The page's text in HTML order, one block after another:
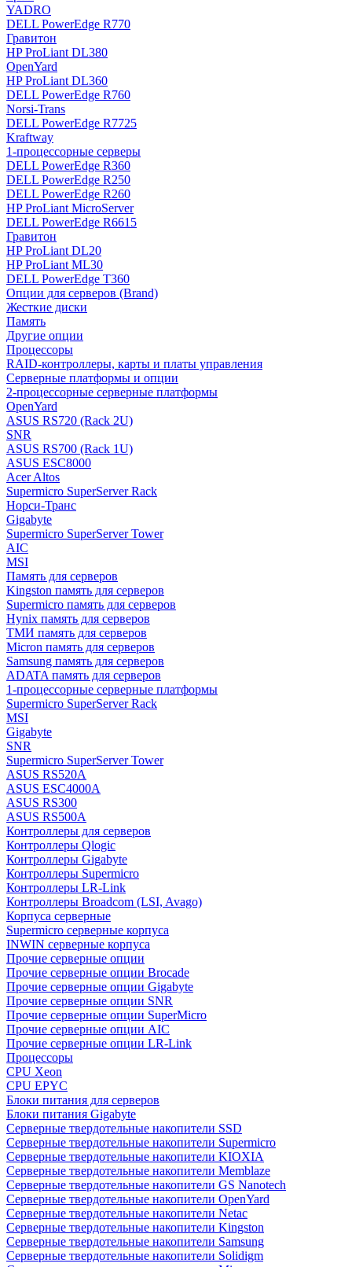
YADRO
DELL PowerEdge R770
Гравитон
HP ProLiant DL380
OpenYard
HP ProLiant DL360
DELL PowerEdge R760
Norsi-Trans
DELL PowerEdge R7725
Kraftway
1-процессорные серверы
DELL PowerEdge R360
DELL PowerEdge R250
DELL PowerEdge R260
HP ProLiant MicroServer
DELL PowerEdge R6615
Гравитон
HP ProLiant DL20
HP ProLiant ML30
DELL PowerEdge T360
Опции для серверов (Brand)
Жесткие диски
Память
Другие опции
Процессоры
RAID-контроллеры, карты и платы управления
Серверные платформы и опции
2-процессорные серверные платформы
OpenYard
ASUS RS720 (Rack 2U)
SNR
ASUS RS700 (Rack 1U)
ASUS ESC8000
Acer Altos
Supermicro SuperServer Rack
Норси-Транс
Gigabyte
Supermicro SuperServer Tower
AIC
MSI
Память для серверов
Kingston память для серверов
Supermicro память для серверов
Hynix память для серверов
ТМИ память для серверов
Micron память для серверов
Samsung память для серверов
ADATA память для серверов
1-процессорные серверные платформы
Supermicro SuperServer Rack
MSI
Gigabyte
SNR
Supermicro SuperServer Tower
ASUS RS520A
ASUS ESC4000A
ASUS RS300
ASUS RS500A
Контроллеры для серверов
Контроллеры Qlogic
Контроллеры Gigabyte
Контроллеры Supermicro
Контроллеры LR-Link
Контроллеры Broadcom (LSI, Avago)
Корпуса серверные
Supermicro серверные корпуса
INWIN серверные корпуса
Прочие серверные опции
Прочие серверные опции Brocade
Прочие серверные опции Gigabyte
Прочие серверные опции SNR
Прочие серверные опции SuperMicro
Прочие серверные опции AIC
Прочие серверные опции LR-Link
Процессоры
CPU Xeon
CPU EPYC
Блоки питания для серверов
Блоки питания Gigabyte
Серверные твердотельные накопители SSD
Cерверные твердотельные накопители Supermicro
Cерверные твердотельные накопители KIOXIA
Cерверные твердотельные накопители Memblaze
Cерверные твердотельные накопители GS Nanotech
Серверные твердотельные накопители OpenYard
Серверные твердотельные накопители Netac
Cерверные твердотельные накопители Kingston
Cерверные твердотельные накопители Samsung
Cерверные твердотельные накопители Solidigm